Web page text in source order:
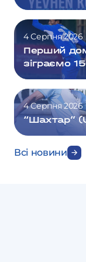
4 Серпня 2026
Перший
зіграємо
4 Серпня 2026
“Шахтар”
Всі новини